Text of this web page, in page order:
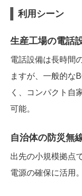
利用シーン
生産工場の電話
電話設備は長時間
ますが、一般的な
く、コンパクト自
可能。
自治体の防災無
出先の小規模拠点
電源の確保に活用。